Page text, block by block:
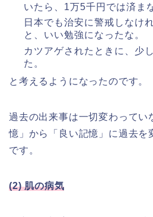
いたら、1万5千円では済ま
日本でも治安に警戒しなけ
と、いい勉強になったな。
カツアゲされたときに、少
た。
と考えるようになったのです。
過去の出来事は一切変わってい
憶」から「良い記憶」に過去を
です。
(2) 肌の病気